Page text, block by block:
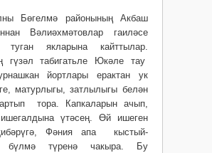
Бөгелмә районының Акбаш
Вәлиәхмәтовлар гаиләсе
туган якларына кайттылар.
гүзәл табигатьле Юкәле тау
йортлары ерактан ук
матурлыгы, затлылыгы белән
тора. Капкаларын ачып,
үтәсең. Өй ишеген
Фәния апа кыстый-
бүлмә түренә чакыра. Бу